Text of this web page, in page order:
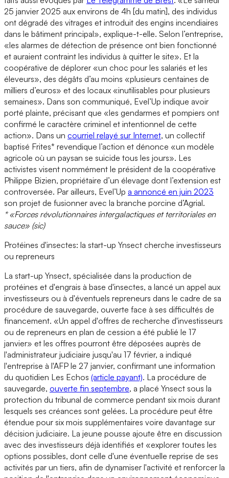
25 janvier 2025 aux environs de 4h [du matin], des individus
ont dégradé des vitrages et introduit des engins incendiaires
dans le bâtiment principal», explique-t-elle. Selon l’entreprise,
«les alarmes de détection de présence ont bien fonctionné
et auraient contraint les individus à quitter le site». Et la
coopérative de déplorer «un choc pour les salariés et les
éleveurs», des dégâts d’au moins «plusieurs centaines de
milliers d’euros» et des locaux «inutilisables pour plusieurs
semaines». Dans son communiqué, Evel’Up indique avoir
porté plainte, précisant que «les gendarmes et pompiers ont
confirmé le caractère criminel et intentionnel de cette
action». Dans un courriel relayé sur Internet, un collectif
baptisé Frites* revendique l’action et dénonce «un modèle
agricole où un paysan se suicide tous les jours». Les
activistes visent nommément le président de la coopérative
Philippe Bizien, propriétaire d’un élevage dont l’extension est
controversée. Par ailleurs, Evel’Up a annoncé en juin 2023
son projet de fusionner avec la branche porcine d’Agrial.
* «Forces révolutionnaires intergalactiques et territoriales en
sauce» (sic)
Protéines d'insectes: la start-up Ynsect cherche investisseurs
ou repreneurs
La start-up Ynsect, spécialisée dans la production de
protéines et d'engrais à base d'insectes, a lancé un appel aux
investisseurs ou à d'éventuels repreneurs dans le cadre de sa
procédure de sauvegarde, ouverte face à ses difficultés de
financement. «Un appel d'offres de recherche d'investisseurs
ou de repreneurs en plan de cession a été publié le 17
janvier» et les offres pourront être déposées auprès de
l'administrateur judiciaire jusqu'au 17 février, a indiqué
l'entreprise à l'AFP le 27 janvier, confirmant une information
du quotidien Les Echos (article payant). La procédure de
sauvegarde, ouverte fin septembre, a placé Ynsect sous la
protection du tribunal de commerce pendant six mois durant
lesquels ses créances sont gelées. La procédure peut être
étendue pour six mois supplémentaires voire davantage sur
décision judiciaire. La jeune pousse ajoute être en discussion
avec des investisseurs déjà identifiés et «explorer toutes les
options possibles, dont celle d'une éventuelle reprise de ses
activités par un tiers, afin de dynamiser l'activité et renforcer la